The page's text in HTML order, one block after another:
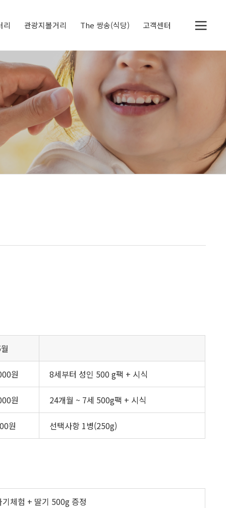
리 관광지볼거리
북한강 자전거 전용도
로
The 쌍송(식당) 고객센터
공지사항
체험후기
딸기레시피
원 8세부터 성인 500 g팩 + 시식
원 24개월 ~ 7세 500g팩 + 시식
원 선택사항 1병(250g)
기체험 + 딸기 500g 증정